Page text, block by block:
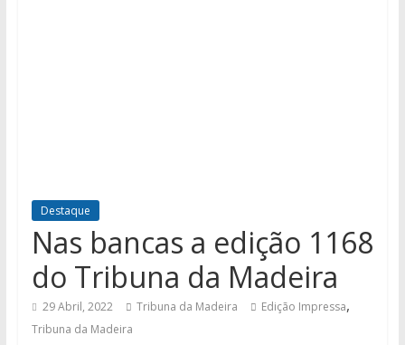
Destaque
Nas bancas a edição 1168
do Tribuna da Madeira
29 Abril, 2022 Tribuna da Madeira Edição Impressa,
Tribuna da Madeira